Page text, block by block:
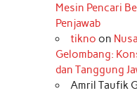
Mesin Pencari
Penjawab
tikno on
Gelombang:
dan Tanggung
Amril Taufik